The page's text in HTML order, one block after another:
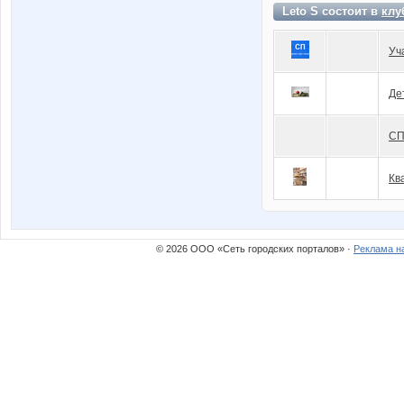
Leto S состоит в
© 2026 ООО «Сеть городских порталов» · Реклама